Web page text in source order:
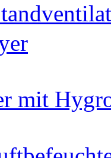
mit